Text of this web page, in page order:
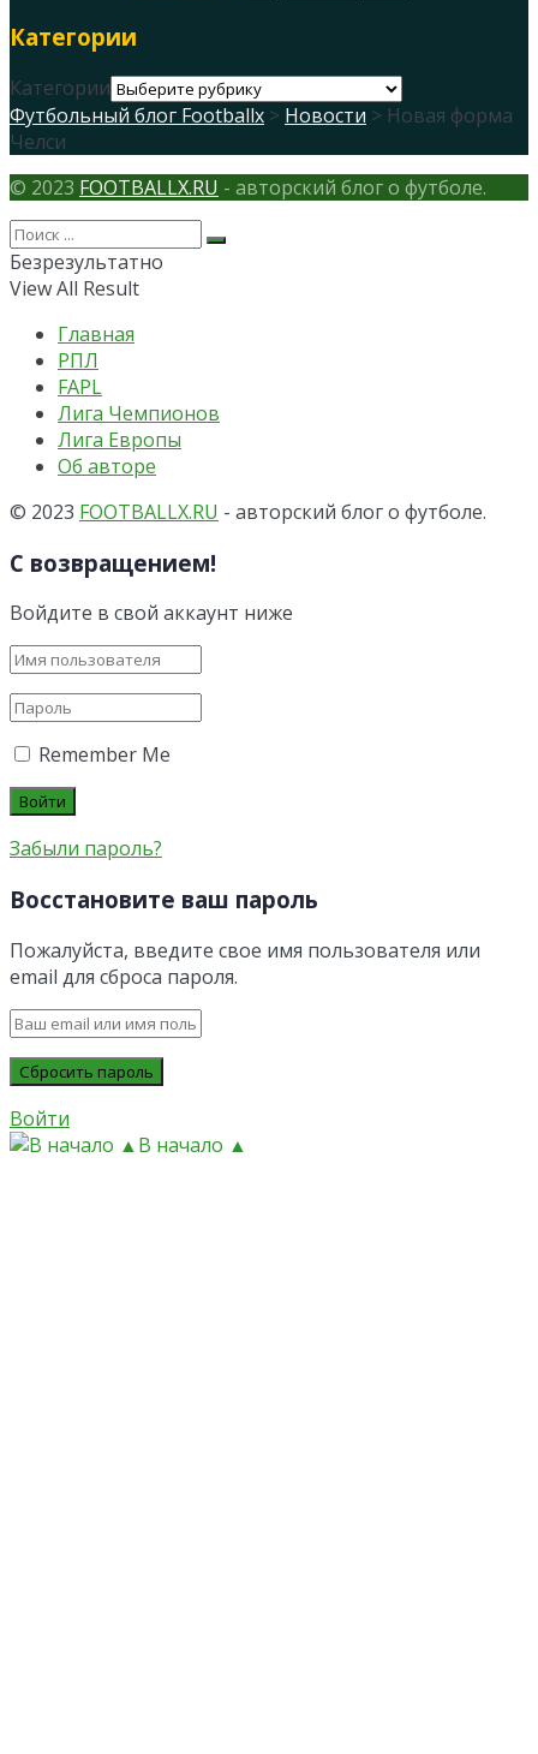
Категории
Категории
Футбольный блог Footballx > Новости > Новая форма
Челси
© 2023 FOOTBALLX.RU - авторский блог о футболе.
Безрезультатно
View All Result
Главная
РПЛ
FAPL
Лига Чемпионов
Лига Европы
Об авторе
© 2023 FOOTBALLX.RU - авторский блог о футболе.
С возвращением!
Войдите в свой аккаунт ниже
Remember Me
Забыли пароль?
Восстановите ваш пароль
Пожалуйста, введите свое имя пользователя или
email для сброса пароля.
Войти
В начало ▲